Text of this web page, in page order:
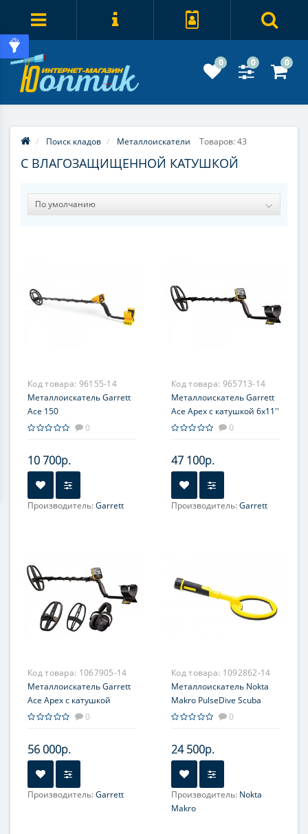
0 0 0
Поиск кладов Металлоискатели Товаров: 43
С ВЛАГОЗАЩИЩЕННОЙ КАТУШКОЙ
Код товара: 96155-14
Металлоискатель Garrett
Ace 150
0
10 700р.
Производитель:Garrett
Код товара: 965713-14
Металлоискатель Garrett
Ace Apex с катушкой 6х11''
0
47 100р.
Производитель:Garrett
Код товара: 1067905-14
Металлоискатель Garrett
Ace Apex с катушкой
8,5x11'' и наушниками
0
56 000р.
Производитель:Garrett
Код товара: 1092862-14
Металлоискатель Nokta
Makro PulseDive Scuba
желтый
0
24 500р.
Производитель: Nokta
Makro